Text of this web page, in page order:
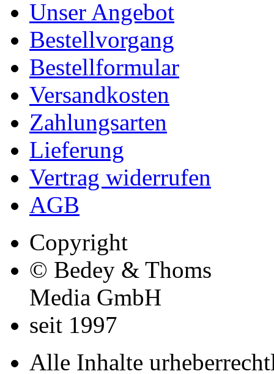
Unser Angebot
Bestellvorgang
Bestellformular
Versandkosten
Zahlungsarten
Lieferung
Vertrag widerrufen
AGB
Copyright
© Bedey & Thoms
Media GmbH
seit 1997
Alle Inhalte